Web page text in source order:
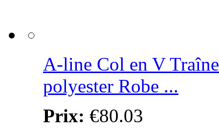
A-line Col en V
polyester Robe ...
Prix: €80.03